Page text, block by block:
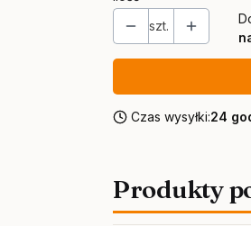
szt.
Czas wysyłki:24
Produkty